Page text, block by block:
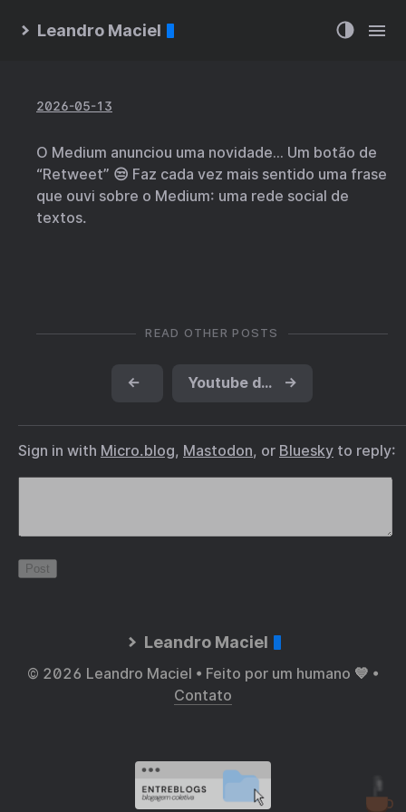
Leandro Maciel
2026-05-13
O Medium anunciou uma novidade… Um botão de
“Retweet” 😒 Faz cada vez mais sentido uma frase
que ouvi sobre o Medium: uma rede social de
textos.
READ OTHER POSTS
← Youtube deixou de ser um espaço legal →
Sign in with Micro.blog, Mastodon, or Bluesky to reply:
Leandro Maciel
© 2026 Leandro Maciel • Feito por um humano 💙 •
Contato